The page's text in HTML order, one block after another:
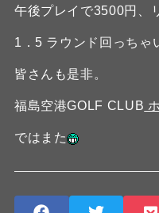
午後プレイで3500円、
1．5 ラウンド回っちゃ
皆さんも是非。
福島空港GOLF CLUB
ではまた